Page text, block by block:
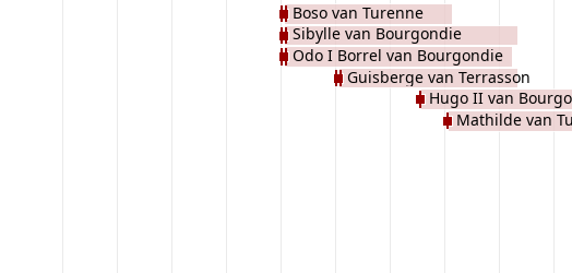
Boso van Turenne
Sibylle van Bourgondie
Odo I Borrel van Bourgondie
Guisberge van Terrasson
Hugo II van
Mathilde van